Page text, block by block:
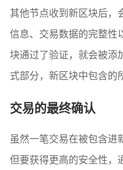
其他节点收到新区块后，
信息、交易数据的完整性
块通过了验证，就会被添
式部分，新区块中包含的
交易的最终确认
虽然一笔交易在被包含进
但要获得更高的安全性，